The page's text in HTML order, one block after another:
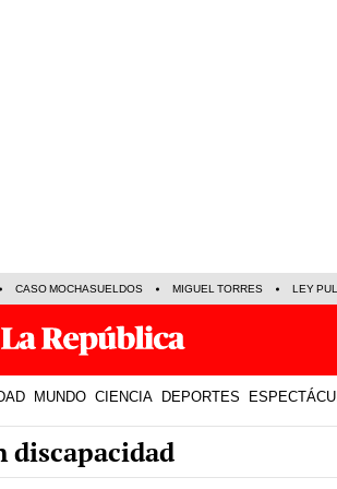
CASO MOCHASUELDOS MIGUEL TORRES LEY
MUNDO CIENCIA DEPORTES
discapacidad